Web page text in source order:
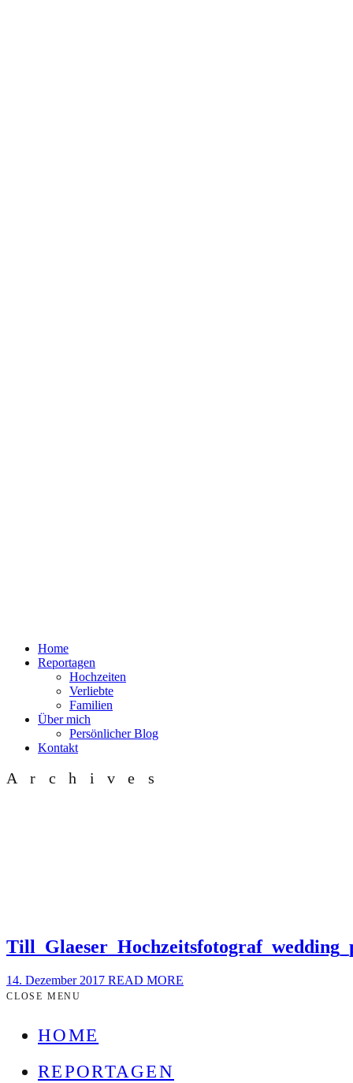
Home
Reportagen
Hochzeiten
Verliebte
Familien
Über mich
Persönlicher Blog
Kontakt
Archives
14. Dezember 2017 READ MORE
CLOSE MENU
HOME
REPORTAGEN